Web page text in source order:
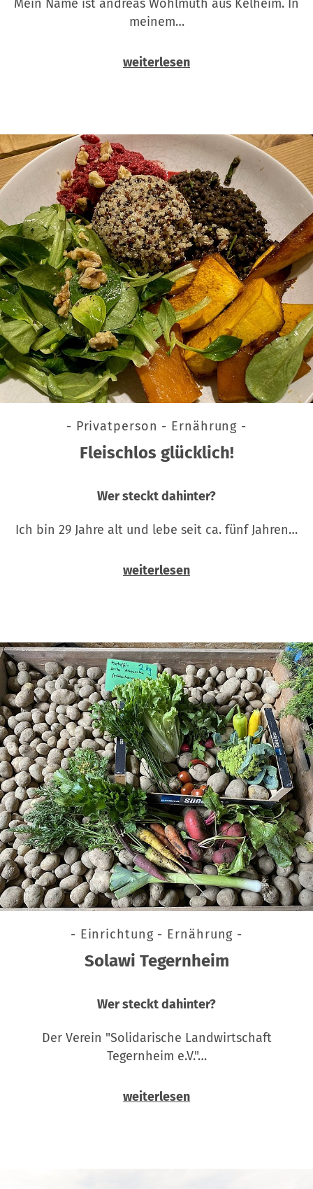
Mein Name ist andreas Wohlmuth aus Kelheim. In
meinem…
weiterlesen
- Privatperson - Ernährung -
Fleischlos glücklich!
Wer steckt dahinter?
Ich bin 29 Jahre alt und lebe seit ca. fünf Jahren…
weiterlesen
- Einrichtung - Ernährung -
Solawi Tegernheim
Wer steckt dahinter?
Der Verein "Solidarische Landwirtschaft
Tegernheim e.V."…
weiterlesen